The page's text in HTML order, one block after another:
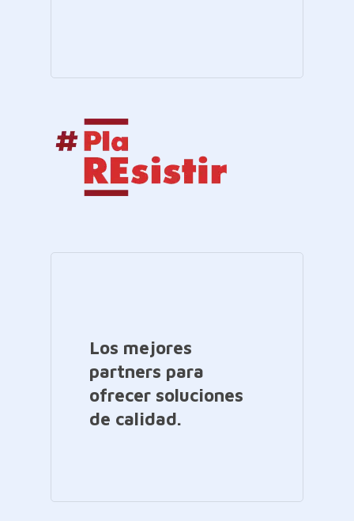
Los mejores
partners para
ofrecer soluciones
de calidad.